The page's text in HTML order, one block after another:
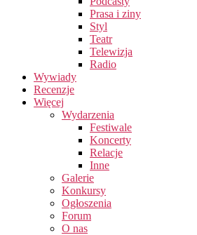
Prasa i ziny
Styl
Teatr
Telewizja
Radio
Wywiady
Recenzje
Więcej
Wydarzenia
Festiwale
Koncerty
Relacje
Inne
Galerie
Konkursy
Ogłoszenia
Forum
O nas